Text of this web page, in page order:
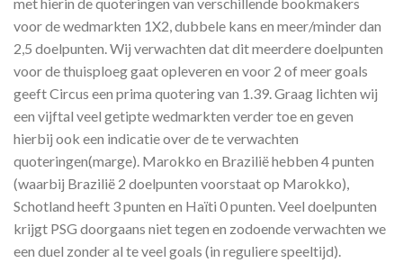
met hierin de quoteringen van verschillende bookmakers
voor de wedmarkten 1X2, dubbele kans en meer/minder dan
2,5 doelpunten. Wij verwachten dat dit meerdere doelpunten
voor de thuisploeg gaat opleveren en voor 2 of meer goals
geeft Circus een prima quotering van 1.39. Graag lichten wij
een vijftal veel getipte wedmarkten verder toe en geven
hierbij ook een indicatie over de te verwachten
quoteringen(marge). Marokko en Brazilië hebben 4 punten
(waarbij Brazilië 2 doelpunten voorstaat op Marokko),
Schotland heeft 3 punten en Haïti 0 punten. Veel doelpunten
krijgt PSG doorgaans niet tegen en zodoende verwachten we
een duel zonder al te veel goals (in reguliere speeltijd).